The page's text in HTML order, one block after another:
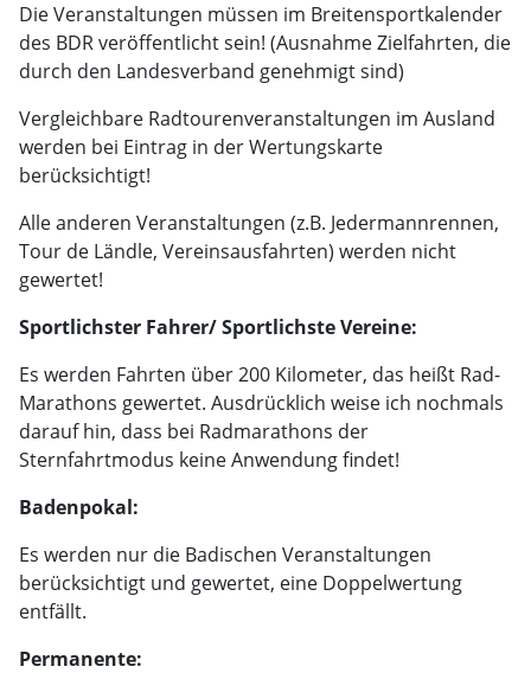
Die Veranstaltungen müssen im Breitensportkalender
des BDR veröffentlicht sein! (Ausnahme Zielfahrten, die
durch den Landesverband genehmigt sind)
Vergleichbare Radtourenveranstaltungen im Ausland
werden bei Eintrag in der Wertungskarte
berücksichtigt!
Alle anderen Veranstaltungen (z.B. Jedermannrennen,
Tour de Ländle, Vereinsausfahrten) werden nicht
gewertet!
Sportlichster Fahrer/ Sportlichste Vereine:
Es werden Fahrten über 200 Kilometer, das heißt Rad-
Marathons gewertet. Ausdrücklich weise ich nochmals
darauf hin, dass bei Radmarathons der
Sternfahrtmodus keine Anwendung findet!
Badenpokal:
Es werden nur die Badischen Veranstaltungen
berücksichtigt und gewertet, eine Doppelwertung
entfällt.
Permanente: